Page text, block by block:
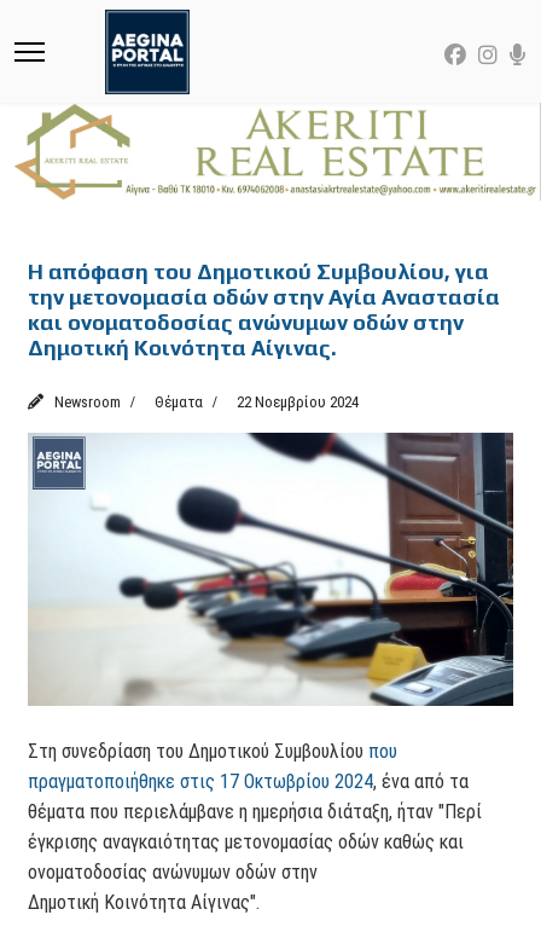
Η απόφαση του Δημοτικού Συμβουλίου, για
την μετονομασία οδών στην Αγία Αναστασία
και ονοματοδοσίας ανώνυμων οδών στην
Δημοτική Κοινότητα Αίγινας.
Newsroom Θέματα 22 Νοεμβρίου 2024
Στη συνεδρίαση του Δημοτικού Συμβουλίου που
πραγματοποιήθηκε στις 17 Οκτωβρίου 2024, ένα από τα
θέματα που περιελάμβανε η ημερήσια διάταξη, ήταν "Περί
έγκρισης αναγκαιότητας μετονομασίας οδών καθώς και
ονοματοδοσίας ανώνυμων οδών στην
Δημοτική Κοινότητα Αίγινας".